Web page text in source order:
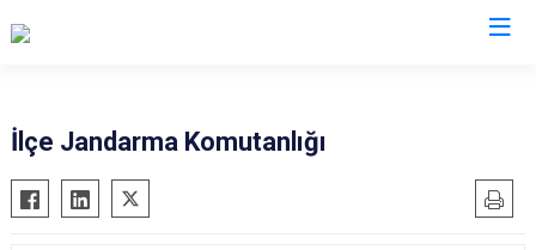
Bismil
Çermik
İlçe Jandarma Komutanlığı